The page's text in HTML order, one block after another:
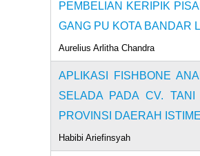
PEMBELIAN KERIPIK
GANG PU KOTA BANDAR
Aurelius Arlitha Chandra
APLIKASI FISHBONE
SELADA PADA CV. TANI
PROVINSI DAERAH
Habibi Ariefinsyah